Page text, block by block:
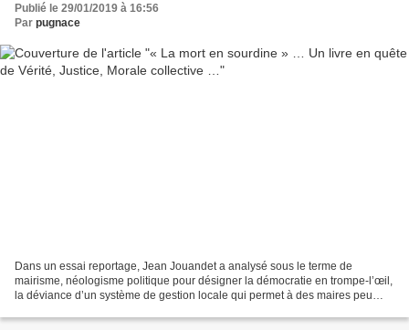
Publié le 29/01/2019 à 16:56
Par pugnace
Dans un essai reportage, Jean Jouandet a analysé sous le terme de
mairisme, néologisme politique pour désigner la démocratie en trompe-l’œil,
la déviance d’un système de gestion locale qui permet à des maires peu